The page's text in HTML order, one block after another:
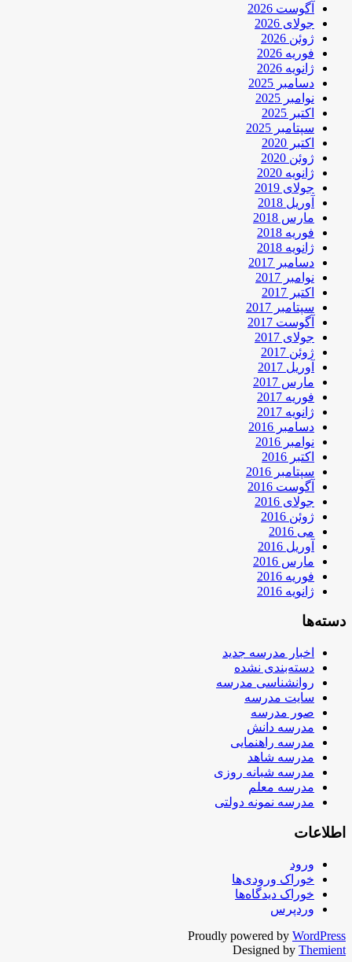
آگوست 2026
جولای 2026
ژوئن 2026
فوریه 2026
ژانویه 2026
دسامبر 2025
نوامبر 2025
اکتبر 2025
سپتامبر 2025
اکتبر 2020
ژوئن 2020
ژانویه 2020
جولای 2019
آوریل 2018
مارس 2018
فوریه 2018
ژانویه 2018
دسامبر 2017
نوامبر 2017
اکتبر 2017
سپتامبر 2017
آگوست 2017
جولای 2017
ژوئن 2017
آوریل 2017
مارس 2017
فوریه 2017
ژانویه 2017
دسامبر 2016
نوامبر 2016
اکتبر 2016
سپتامبر 2016
آگوست 2016
جولای 2016
ژوئن 2016
می 2016
آوریل 2016
مارس 2016
فوریه 2016
ژانویه 2016
دسته‌ها
اخبار مدرسه جدید
دسته‌بندی نشده
روانشناسی مدرسه
سایت مدرسه
صور مدرسه
مدرسه دانش
مدرسه راهنمایی
مدرسه شاهد
مدرسه شبانه روزی
مدرسه معلم
مدرسه نمونه دولتی
اطلاعات
ورود
خوراک ورودی‌ها
خوراک دیدگاه‌ها
وردپرس
Proudly powered by WordPress
Designed by Themient